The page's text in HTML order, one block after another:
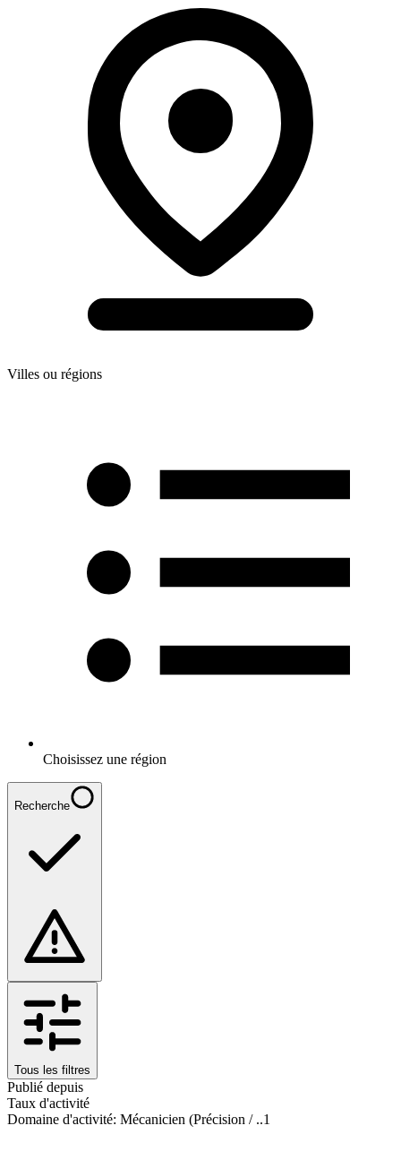
Villes ou régions
Choisissez une région
Recherche
Tous les filtres
Publié depuis
Taux d'activité
Domaine d'activité: Mécanicien (Précision / ..1